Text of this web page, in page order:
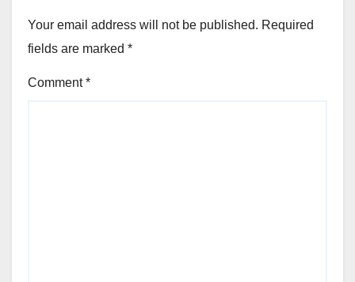
Your email address will not be published. Required
fields are marked *
Comment*